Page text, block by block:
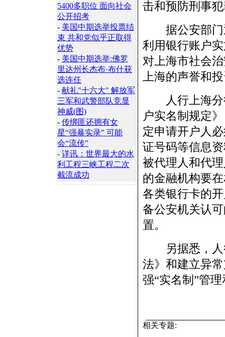
5400多职位 面向社会
公开招考
- 美国中期选举投票结
束 共和党似乎正取得
优势
- 美国中期选举:佛罗
里达州长杰布·布什获
选连任
- 献礼"十六大" 解放军
三军和武警部队竞显
神威(图)
- 传绑匪还拥有女
星“强暴实录” 可能
会“流传”
- 详讯：世界最大的水
利工程三峡工程二次
截流成功
击和预防刑事
据公安部门
利用银行账户
对上海市社会
上海的声誉和
人行上海分
户实名制规定
定申请开户人
证号码等信息
被代理人和代
的金融机构要
各类银行卡的
备公安机关认
置。
另据悉，人
法》和建立异
强“实名制”管
相关专题: